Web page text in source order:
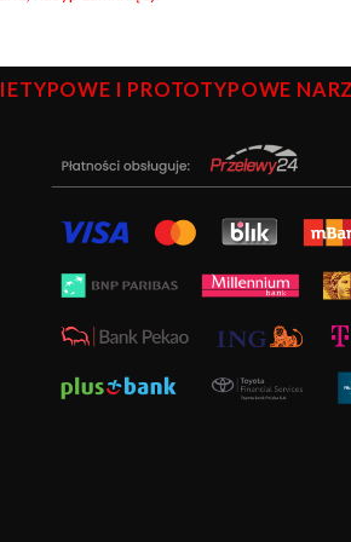
I PROTOTYPOWE